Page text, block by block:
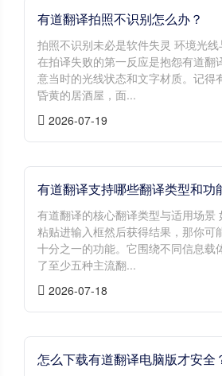
有道翻译拍照不识别怎么办？
拍照不识别未必是软件失灵 环境光
在拍译失败的第一反应是抱怨有道翻
意当时的光线状态和文字材质。记得
昏黄的居酒屋，面...
2026-07-19
有道翻译支持哪些翻译类型和功
有道翻译的核心翻译类型与适用场景
粘贴进输入框然后获得结果，那你可
十分之一的功能。它围绕不同信息载
了至少五种主流翻...
2026-07-18
怎么下载有道翻译电脑版才安全